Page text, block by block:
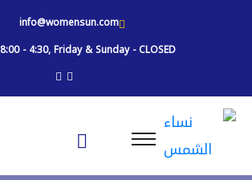
info@womensun.com
8:00 - 4:30, Friday & Sunday - CLOSED